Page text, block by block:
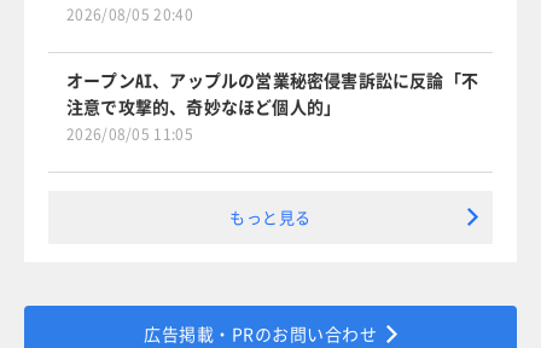
2026/08/05 20:40
オープンAI、アップルの営業秘密侵害訴訟に反論「不
注意で攻撃的、奇妙なほど個人的」
2026/08/05 11:05
もっと見る
広告掲載・PRのお問い合わせ